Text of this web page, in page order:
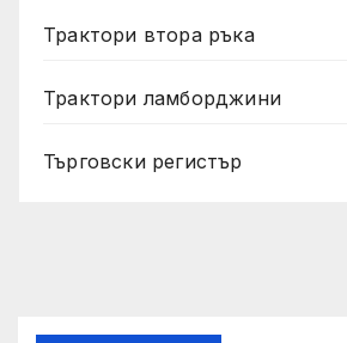
Трактори втора ръка
Трактори ламборджини
Търговски регистър